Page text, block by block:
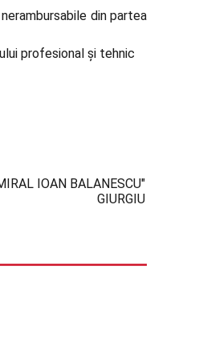
din partea
profesional și tehnic
IOAN BALANESCU"
GIURGIU